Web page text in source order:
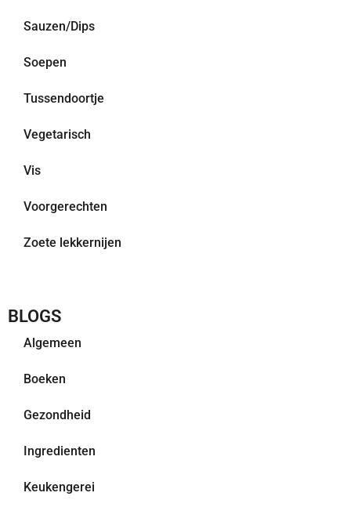
Sauzen/Dips
Soepen
Tussendoortje
Vegetarisch
Vis
Voorgerechten
Zoete lekkernijen
BLOGS
Algemeen
Boeken
Gezondheid
Ingredienten
Keukengerei